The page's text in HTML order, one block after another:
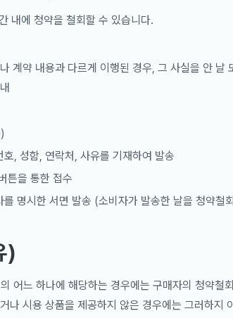
내에 청약을 철회할 수 있습니다.
계약 내용과 다르게 이행된 경우, 그 사실을 안 날
성함, 연락처, 사유를 기재하여 발송
튼을 통한 접수
명시한 서면 발송 (소비자가 발송한 날을 청약철
)
어느 하나에 해당하는 경우에는 구매자의 청약철
나 시용 상품을 제공하지 않은 경우에는 그러하지